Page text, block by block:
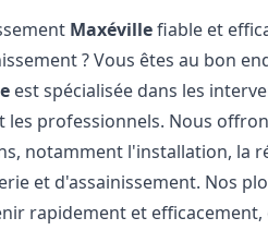
Maxévillefiable et
? Vous êtes au bon
est spécialisée dans les
professionnels. Nous
notamment l'installation, la
et d'assainissement. Nos
rapidement et efficacement,